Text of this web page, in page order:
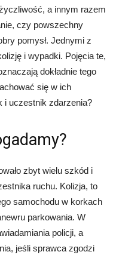
a innym razem
czy powszechny
pomysł. Jednymi z
i wypadki. Pojęcia te,
dokładnie tego
się w ich
i uczestnik zdarzenia?
zbyt wielu szkód i
ruchu. Kolizja, to
samochodu w korkach
parkowania. W
policji, a
jeśli sprawca zgodzi